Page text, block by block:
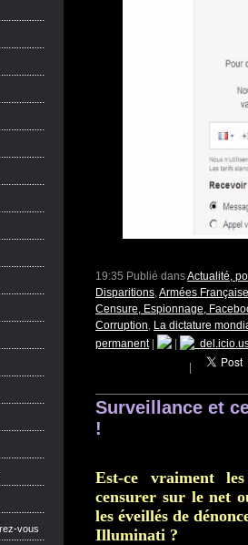
vous
19:35 Publié dansActualité,
Disparitions Armées
Censure, Espionnage,
Corruption La dictature
permanent| |
|
Surveillance et
!
Est-ce vraiment
censurer sur le net
les éveillés de
Illuminati ?